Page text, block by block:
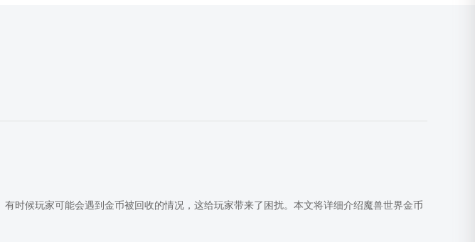
时候玩家可能会遇到金币被回收的情况，这给玩家带来了困扰。本文将详细介绍魔兽世界金币